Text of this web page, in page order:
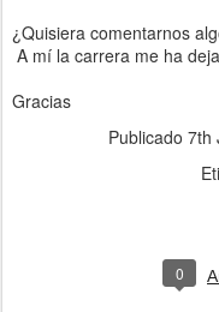
¿Quisiera comentarnos
A mí la carrera me ha
Gracias
Publicado 7th
0